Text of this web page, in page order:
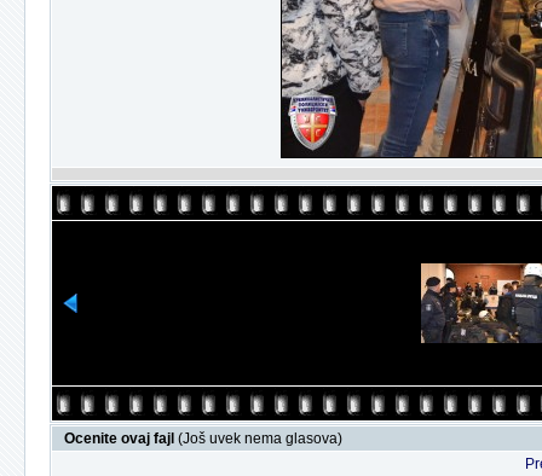
Ocenite ovaj fajl (Još uvek nema glasova)